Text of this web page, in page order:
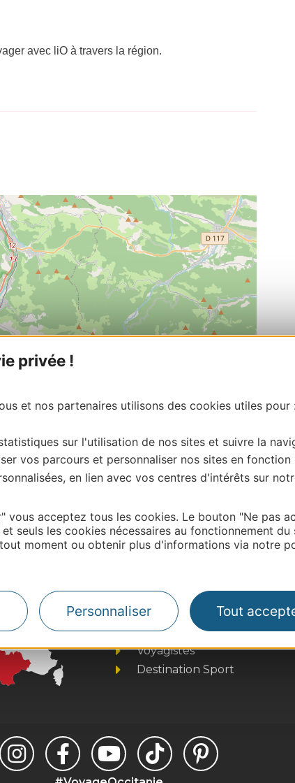
privée !
et nos partenaires utilisons des cookies utiles pour :
sur l'utilisation de nos sites et suivre la
vos parcours et personnaliser nos sites en
en lien avec vos centres d'intérêts sur
vous acceptez tous les cookies. Le bouton "Ne pas
seuls les cookies nécessaires au fonctionnement du
moment ou obtenir plus d'informations via notre
Personnaliser Tout
avec liO à travers la région.
Leaflet| Map data ©
cette activité?
Pyrénées Tourisme.
Business/Mice
Pros d'Occitanie
Site presse et d'influence
Voyagistes
Destination Sport